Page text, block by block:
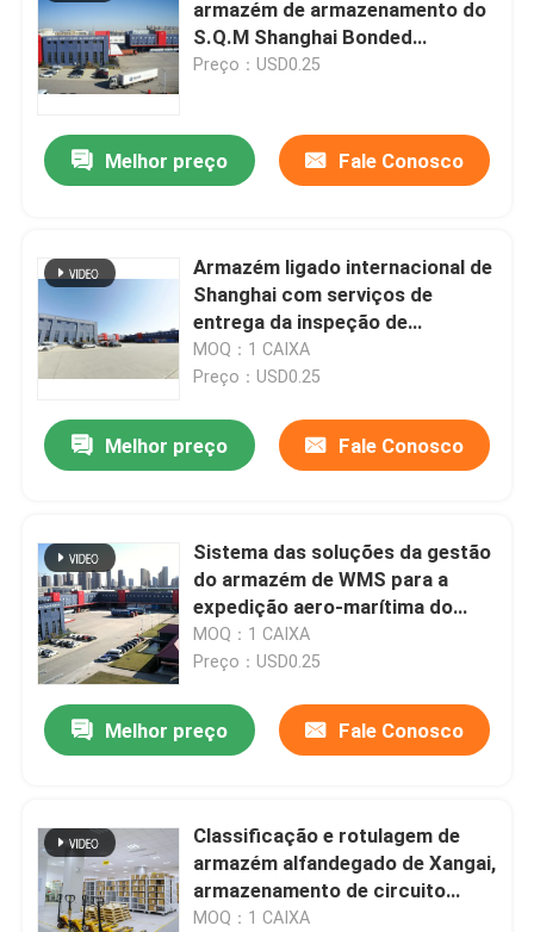
armazém de armazenamento do
S.Q.M Shanghai Bonded
Warehouse livres do fax
Preço：USD0.25
Melhor preço Fale Conosco
Armazém ligado internacional de
Shanghai com serviços de
entrega da inspeção de
Palletazition
MOQ：1 CAIXA
Preço：USD0.25
Melhor preço Fale Conosco
Sistema das soluções da gestão
do armazém de WMS para a
expedição aero-marítima do
trilho de terra
MOQ：1 CAIXA
Preço：USD0.25
Melhor preço Fale Conosco
Classificação e rotulagem de
armazém alfandegado de Xangai,
armazenamento de circuito
integrado, entrega de inspeção
MOQ：1 CAIXA